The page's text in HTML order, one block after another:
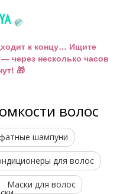
к концу… Ищите
через несколько часов
🎁
волос
шампуни
для волос
Маски для волос